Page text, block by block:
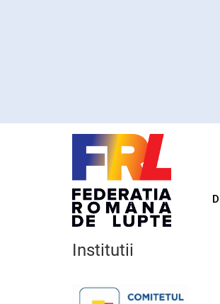
Institutii